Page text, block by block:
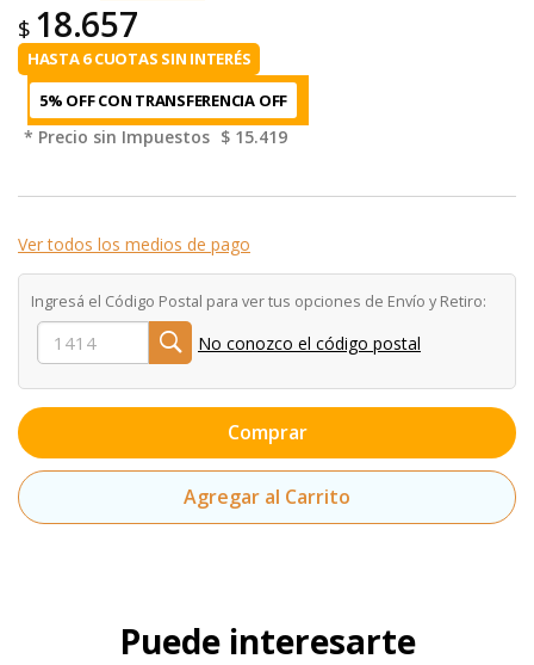
$ 18.657
HASTA 6 CUOTAS SIN INTERÉS
5% OFF CON TRANSFERENCIA
* Precio sin Impuestos $ 15.419
Ver todos los medios de pago
Ingresá el Código Postal para ver tus opciones de Envío y Retiro:
No conozco el código postal
Comprar
Agregar al Carrito
Puede interesarte